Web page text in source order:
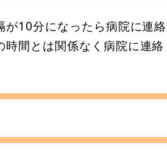
10分になったら病院に連絡
間とは関係なく病院に連絡